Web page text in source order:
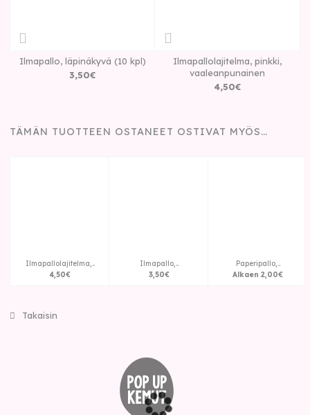
Ilmapallo, läpinäkyvä (10 kpl)
3,50€
Ilmapallolajitelma, pinkki,
vaaleanpunainen
4,50€
TÄMÄN TUOTTEEN OSTANEET OSTIVAT MYÖS…
Ilmapallolajitelma,..
4 ,50€
Ilmapallo,..
3, 50€
Paperipallo,..
Alkaen 2 00€
Takaisin